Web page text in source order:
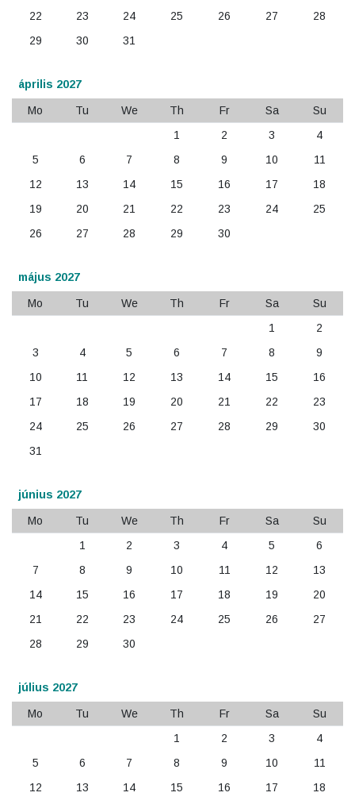
22 23 24 25 26 27
28
29
30 31
április 2027
Mo Tu We Th Fr Sa
Su
1
2 3
4
5
6 7 8 9 10
11
12
13 14 15 16 17
18
19
20 21 22 23 24
25
26
27 28 29 30
május 2027
Mo Tu We Th Fr Sa
Su
1
2
3
4 5 6 7 8
9
10
11 12 13 14 15
16
17
18 19 20 21 22
23
24
25 26 27 28 29
30
31
június 2027
Mo Tu We Th Fr Sa
Su
1
2 3 4 5
6
7
8 9 10 11 12
13
14
15 16 17 18 19
20
21
22 23 24 25 26
27
28
29 30
július 2027
Mo Tu We Th Fr Sa
Su
1
2 3
4
5
6 7 8 9 10
11
12
13 14 15 16 17
18